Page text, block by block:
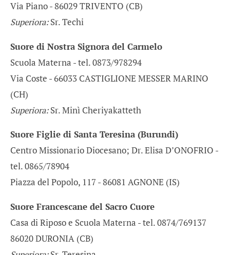
Via Piano - 86029 TRIVENTO (CB)
Superiora:Sr. Techi
Suore di Nostra Signora del Carmelo
Scuola Materna - tel. 0873/978294
Via Coste - 66033 CASTIGLIONE MESSER MARINO
(CH)
Superiora:Sr. Minì Cheriyakatteth
Suore Figlie di Santa Teresina (Burundi)
Centro Missionario Diocesano; Dr. Elisa D’ONOFRIO -
tel. 0865/78904
Piazza del Popolo, 117 - 86081 AGNONE (IS)
Suore Francescane del Sacro Cuore
Casa di Riposo e Scuola Materna - tel. 0874/769137
86020 DURONIA (CB)